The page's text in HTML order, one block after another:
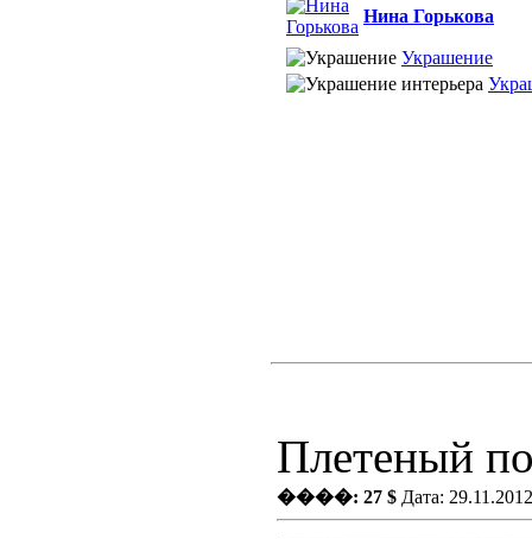
Нина Горькова
Украшение
Плетеный
����: 27 $ Дата: